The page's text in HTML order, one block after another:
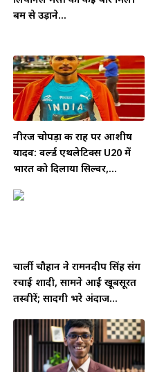
बम से उड़ाने...
नीरज चोपड़ा की राह पर आशीष
यादव: वर्ल्ड एथलेटिक्स U20 में
भारत को दिलाया सिल्वर,...
चार्ली चौहान ने रामनदीप सिंह संग
रचाई शादी, सामने आईं खूबसूरत
तस्वीरें; सादगी भरे अंदाज...